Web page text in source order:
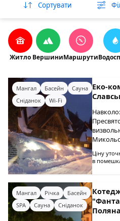
Сортувати
Житло ВершиниМаршрути
Мангал Басейн
Сауна
Сніданок
Wi-Fi
Еко-
Ціну
в
Мангал Річка
Басейн
SPA
Сауна Сніданок
Поляна